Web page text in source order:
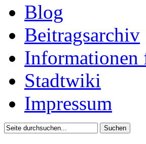
Blog
Beitragsarchiv
Informationen
Stadtwiki
Impressum